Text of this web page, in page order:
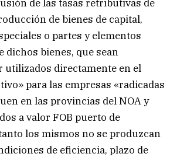
de las tasas retributivas de
de bienes de capital,
o partes y elementos
dichos bienes, que sean
utilizados directamente en el
para las empresas «radicadas
en las provincias del NOA y
a valor FOB puerto de
los mismos no se produzcan
de eficiencia, plazo de